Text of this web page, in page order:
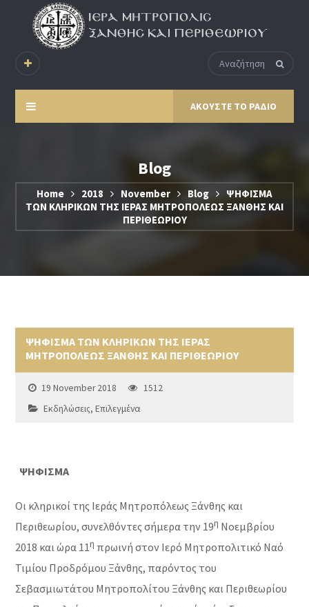
ΑΚΟΥΣΤΕ ΤΟ ΡΑΔΙΟ
Blog
Home 2018 November Blog
ΨΗΦΙΣΜΑ
ΤΩΝ ΚΛΗΡΙΚΩΝ ΤΗΣ ΙΕΡΑΣ ΜΗΤΡΟΠΟΛΕΩΣ ΞΑΝΘΗΣ ΚΑΙ
ΠΕΡΙΘΕΩΡΙΟΥ
ΨΗΦΙΣΜΑ ΤΩΝ ΚΛΗΡΙΚΩΝ ΤΗΣ ΙΕΡΑΣ
ΜΗΤΡΟΠΟΛΕΩΣ ΞΑΝΘΗΣ ΚΑΙ ΠΕΡΙΘΕΩΡΙΟΥ
19 November 2018
1512
Εκδηλώσεις,Επιλεγμένα
ΨΗΦΙΣΜΑ
Οι κληρικοί της Ιεράς Μητροπόλεως Ξάνθης και
Περιθεωρίου, συνελθόντες σήμερα την 19η Νοεμβρίου
2018 και ώρα 11η πρωινή στον Ιερό Μητροπολιτικό Ναό
Τιμίου Προδρόμου Ξάνθης, παρόντος του
Σεβασμιωτάτου Μητροπολίτου Ξάνθης και Περιθεωρίου